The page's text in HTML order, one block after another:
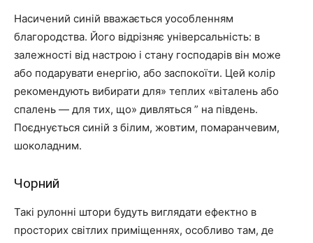
Насичений синій вважається уособленням
благородства. Його відрізняє універсальність: в
залежності від настрою і стану господарів він може
або подарувати енергію, або заспокоїти. Цей колір
рекомендують вибирати для» теплих «віталень або
спалень — для тих, що» дивляться ” на південь.
Поєднується синій з білим, жовтим, помаранчевим,
шоколадним.
Чорний
Такі рулонні штори будуть виглядати ефектно в
просторих світлих приміщеннях, особливо там, де